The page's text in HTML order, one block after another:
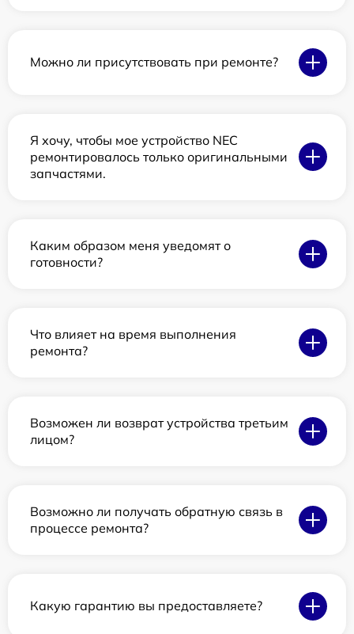
Можно ли присутствовать при ремонте?
Я хочу, чтобы мое устройство NEC
ремонтировалось только оригинальными
запчастями.
Каким образом меня уведомят о
готовности?
Что влияет на время выполнения
ремонта?
Возможен ли возврат устройства третьим
лицом?
Возможно ли получать обратную связь в
процессе ремонта?
Какую гарантию вы предоставляете?